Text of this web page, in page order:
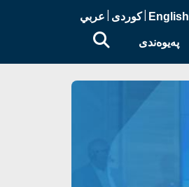
English
|کوردی | عربي
پەیوەندی